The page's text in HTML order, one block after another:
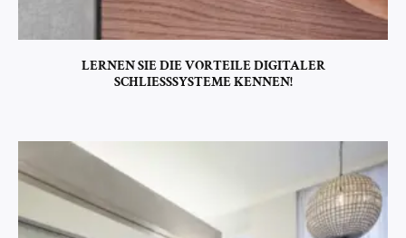
LERNEN SIE DIE VORTEILE DIGITALER
SCHLIESSSYSTEME KENNEN!